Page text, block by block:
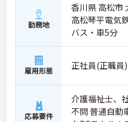
勤務地
香川県 高松市
高松琴平電気
バス・車5分
雇用形態 正社員(正職員)
応募要件
介護福祉士、
不問 普通自動